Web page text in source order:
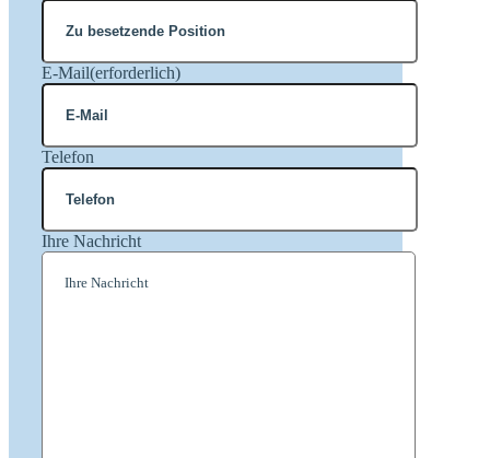
E-Mail(erforderlich)
Telefon
Ihre Nachricht